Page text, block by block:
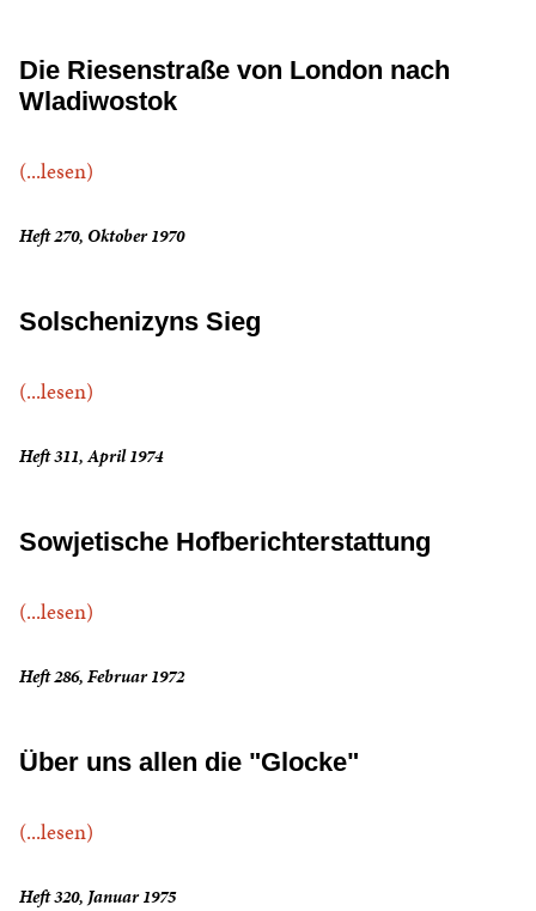
Die Riesenstraße von London nach
Wladiwostok
(...lesen)
Heft 270, Oktober 1970
Solschenizyns Sieg
(...lesen)
Heft 311, April 1974
Sowjetische Hofberichterstattung
(...lesen)
Heft 286, Februar 1972
Über uns allen die "Glocke"
(...lesen)
Heft 320, Januar 1975